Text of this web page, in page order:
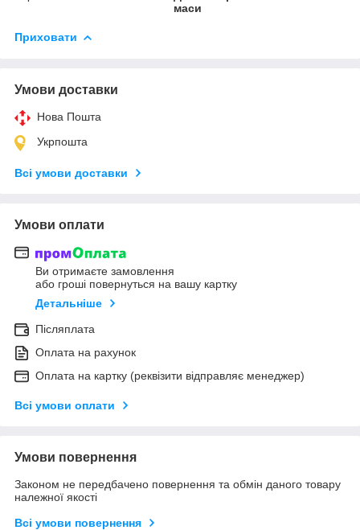
маси
Приховати
Умови доставки
Нова Пошта
Укрпошта
Всі умови доставки
Умови оплати
Ви отримаєте замовлення
або гроші повернуться на вашу картку
Детальніше
Післяплата
Оплата на рахунок
Оплата на картку (реквізити відправляє менеджер)
Всі умови оплати
Умови повернення
Законом не передбачено повернення та обмін даного товару
належної якості
Всі умови повернення